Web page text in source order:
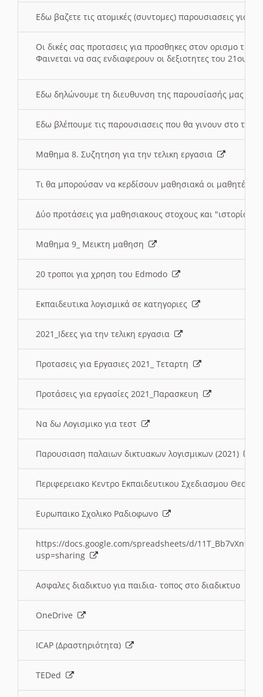
Εδω βαζετε τις ατομικές (συντομες) παρουσιασεις για
Οι δικές σας προτασεις για προσθηκες στον ορισμο
Φαινεται να σας ενδιαφερουν οι δεξιοτητες του 21ου
Εδω δηλώνουμε τη διευθυνση της παρουσίασής μας
Εδω βλέπουμε τις παρουσιασεις που θα γινουν στο
Μαθημα 8. Συζητηση για την τελικη εργασια
Τι θα μπορούσαν να κερδίσουν μαθησιακά οι μαθητές/
Δύο προτάσεις για μαθησιακους στοχους και "ιστορία"
Μαθημα 9_ Μεικτη μαθηση
20 τροποι για χρηση του Edmodo
Εκπαιδευτικα λογισμικά σε κατηγοριες
2021_Ιδεες για την τελικη εργασια
Προτασεις για Εργασιες 2021_ Τεταρτη
Προτάσεις για εργασίες 2021_Παρασκευη
Να δω Λογισμικο για τεστ
Παρουσιαση παλαιων δικτυακων λογισμικων (2021)
Περιφερειακο Κεντρο Εκπαιδευτικου Σχεδιασμου
Ευρωπαικο Σχολικο Ραδιοφωνο
https://docs.google.com/spreadsheets/d/
usp=sharing
Ασφαλες διαδικτυο για παιδια- τοπος στο διαδικτυο
OneDrive
ICAP (Δραστηριότητα)
TEDed